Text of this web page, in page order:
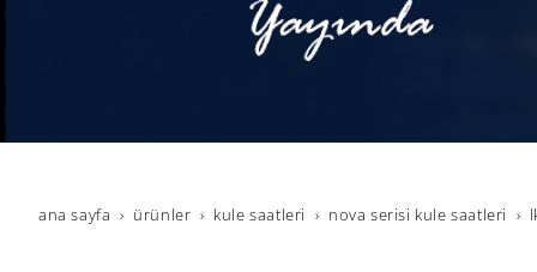
ana sayfa ürünler kule saatleri nova serisi kule saatleri